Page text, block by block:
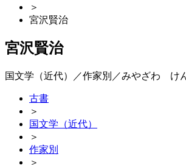
＞
宮沢賢治
宮沢賢治
国文学（近代）／作家別／みやざわ け
古書
＞
国文学（近代）
＞
作家別
＞